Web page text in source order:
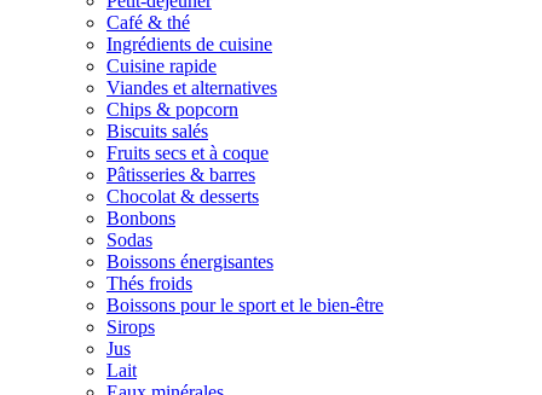
Café & thé
Ingrédients de cuisine
Cuisine rapide
Viandes et alternatives
Chips & popcorn
Biscuits salés
Fruits secs et à coque
Pâtisseries & barres
Chocolat & desserts
Bonbons
Sodas
Boissons énergisantes
Thés froids
Boissons pour le sport et le bien-être
Sirops
Jus
Lait